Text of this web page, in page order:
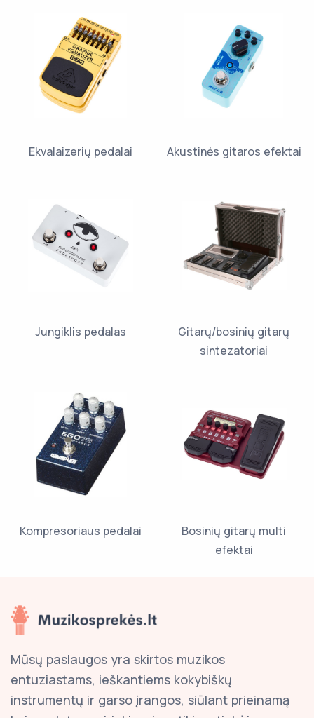
Ekvalaizerių pedalai Akustinės gitaros efektai
Jungiklis pedalas
Gitarų/bosinių gitarų
sintezatoriai
Kompresoriaus pedalai
Bosinių gitarų multi
efektai
Mūsų paslaugos yra skirtos muzikos
entuziastams, ieškantiems kokybiškų
instrumentų ir garso įrangos, siūlant prieinamą